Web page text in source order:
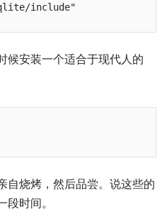
include"
候安装一个适合于现代人的
自烧烤，然后品尝。说这些的
时间。